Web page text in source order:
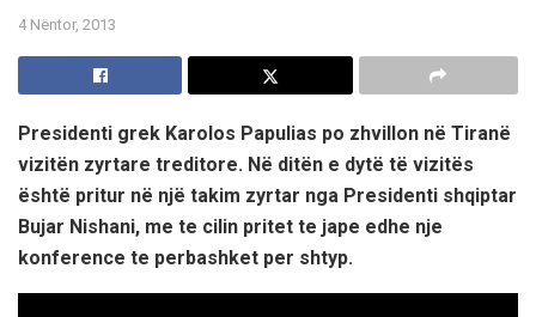
4 Nëntor, 2013
Presidenti grek Karolos Papulias po zhvillon në Tiranë
vizitën zyrtare treditore. Në ditën e dytë të vizitës
është pritur në një takim zyrtar nga Presidenti shqiptar
Bujar Nishani, me te cilin pritet te jape edhe nje
konference te perbashket per shtyp.